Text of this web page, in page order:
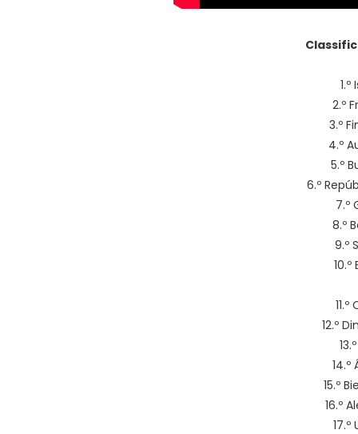
2.º
3.º
4.º
5.º
6.º
7.º
8.º
9.º
12.º
15.º
16.º